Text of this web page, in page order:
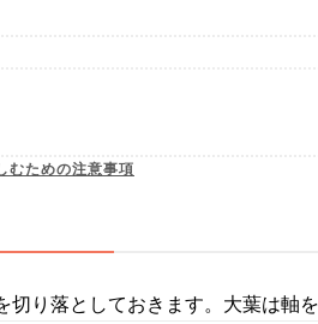
むための注意事項
切り落としておきます。大葉は軸